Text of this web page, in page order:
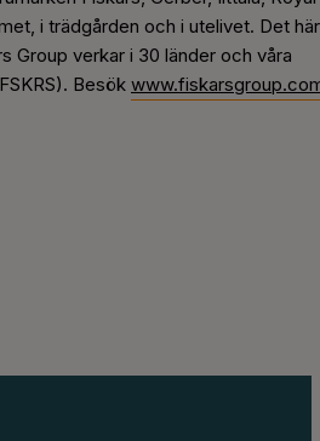
i trädgården och i utelivet. Det
Group verkar i 30 länder och våra
Besök